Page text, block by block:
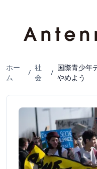
ホー
ム
/
社
会
/
国際青少年
やめよう